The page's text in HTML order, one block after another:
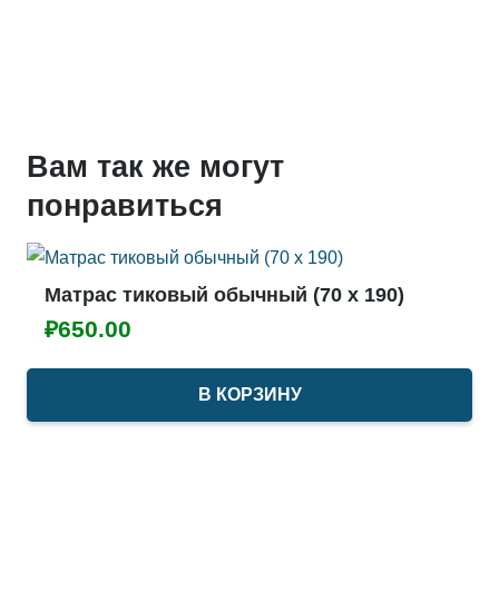
Вам так же могут
понравиться
Матрас тиковый обычный (70 х 190)
₽650.00
В КОРЗИНУ